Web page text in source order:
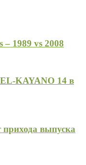
1989 vs 2008
KAYANO 14 в
выпуска